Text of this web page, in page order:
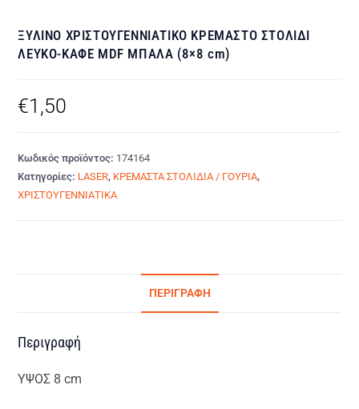
ΞΥΛΙΝΟ ΧΡΙΣΤΟΥΓΕΝΝΙΑΤΙΚΟ ΚΡΕΜΑΣΤΟ ΣΤΟΛΙΔΙ
ΛΕΥΚΟ-ΚΑΦΕ MDF ΜΠΑΛΑ (8×8 cm)
€1,50
Κωδικός προϊόντος: 174164
Κατηγορίες: LASER, ΚΡΕΜΑΣΤΑ ΣΤΟΛΙΔΙΑ / ΓΟΥΡΙΑ,
ΧΡΙΣΤΟΥΓΕΝΝΙΑΤΙΚΑ
ΠΕΡΙΓΡΑΦΉ
Περιγραφή
ΥΨΟΣ 8 cm